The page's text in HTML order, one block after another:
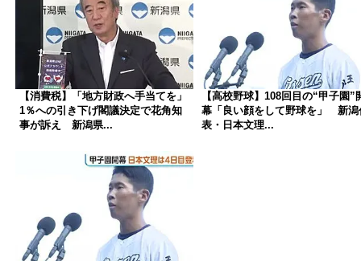
【消費税】「地方財政へ手当てを」
1％への引き下げ閣議決定で花角知
事が訴え 新潟県...
【高校野球】108回目の“甲子園”
幕「良い顔をして野球を」 新潟
表・日本文理...